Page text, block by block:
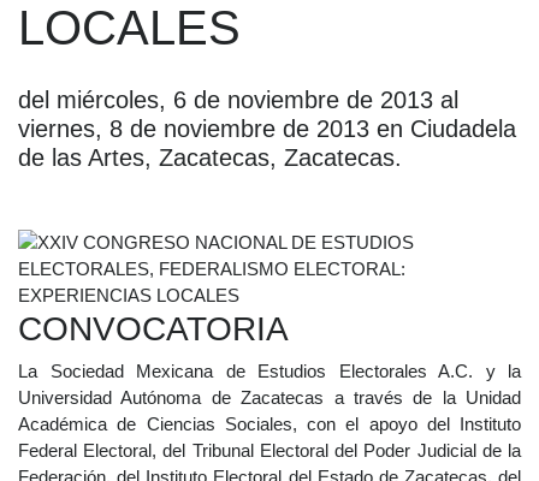
LOCALES
del miércoles, 6 de noviembre de 2013 al
viernes, 8 de noviembre de 2013 en Ciudadela
de las Artes, Zacatecas, Zacatecas.
CONVOCATORIA
La Sociedad Mexicana de Estudios Electorales A.C. y la
Universidad Autónoma de Zacatecas a través de la Unidad
Académica de Ciencias Sociales, con el apoyo del Instituto
Federal Electoral, del Tribunal Electoral del Poder Judicial de la
Federación, del Instituto Electoral del Estado de Zacatecas, del